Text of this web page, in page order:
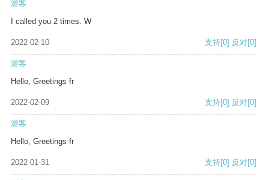
游客
I called you 2 times. W
2022-02-10 支持[0] 反对[0]
游客
Hello, Greetings fr
2022-02-09 支持[0] 反对[0]
游客
Hello, Greetings fr
2022-01-31 支持[0] 反对[0]